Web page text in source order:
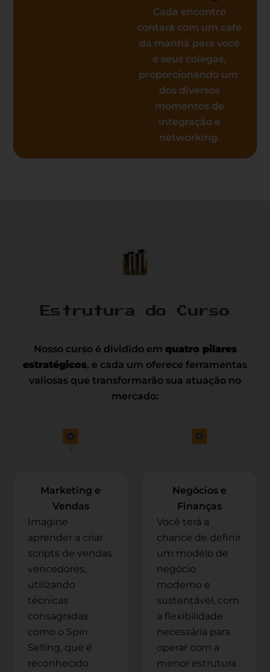
Cada encontro
contará com um café
da manhã para você
e seus colegas,
proporcionando um
dos diversos
momentos de
integração e
networking.
Estrutura do Curso
Nosso curso é dividido em quatro pilares
estratégicos, e cada um oferece ferramentas
valiosas que transformarão sua atuação no
mercado:
Marketing e
Vendas
Imagine
aprender a criar
scripts de vendas
vencedores,
utilizando
técnicas
consagradas
como o Spin
Selling, que é
reconhecido
Negócios e
Finanças
Você terá a
chance de definir
um modelo de
negócio
moderno e
sustentável, com
a flexibilidade
necessária para
operar com a
menor estrutura